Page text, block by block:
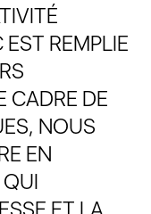
REMPLIE
CADRE DE
NOUS
EN